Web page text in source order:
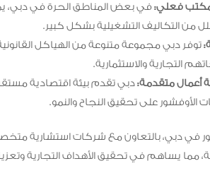
فعلي:في بعض المناطق الحرة في دبي،
من التكاليف التشغيلية بشكل كبير.
توفر دبي مجموعة متنوعة من الهياكل
التجارية والاستثمارية.
أعمال متقدمة:دبي تقدم بيئة اقتصادية
الأوفشور على تحقيق النجاح والنمو.
دبي، بالتعاون مع شركات استشارية
مما يساهم في تحقيق الأهداف التجارية